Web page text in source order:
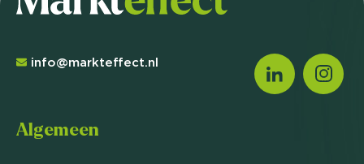
info@markteffect.nl
Algemeen